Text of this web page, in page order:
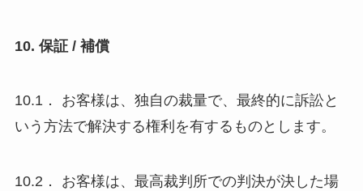
10. 保証 / 補償
10.1． お客様は、独自の裁量で、最終的に訴訟と
いう方法で解決する権利を有するものとします。
10.2． お客様は、最高裁判所での判決が決した場